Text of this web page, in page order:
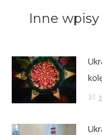
Inne
31